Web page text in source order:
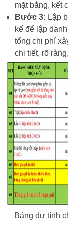
mặt bằng, kết
Bước 3: Lập
kế để lập
tổng chi phí
chi tiết, rõ
Bảng dự tính